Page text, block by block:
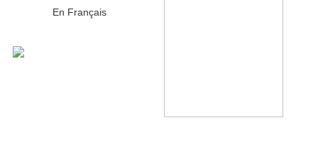
En Français